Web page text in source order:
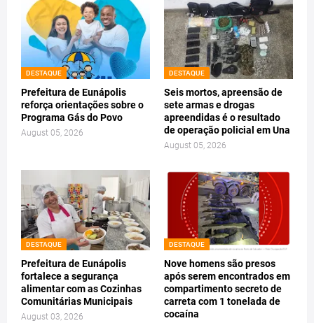
DESTAQUE
Prefeitura de Eunápolis
reforça orientações sobre o
Programa Gás do Povo
August 05, 2026
DESTAQUE
Seis mortos, apreensão de
sete armas e drogas
apreendidas é o resultado
de operação policial em Una
August 05, 2026
DESTAQUE
Prefeitura de Eunápolis
fortalece a segurança
alimentar com as Cozinhas
Comunitárias Municipais
August 03, 2026
DESTAQUE
Nove homens são presos
após serem encontrados em
compartimento secreto de
carreta com 1 tonelada de
cocaína